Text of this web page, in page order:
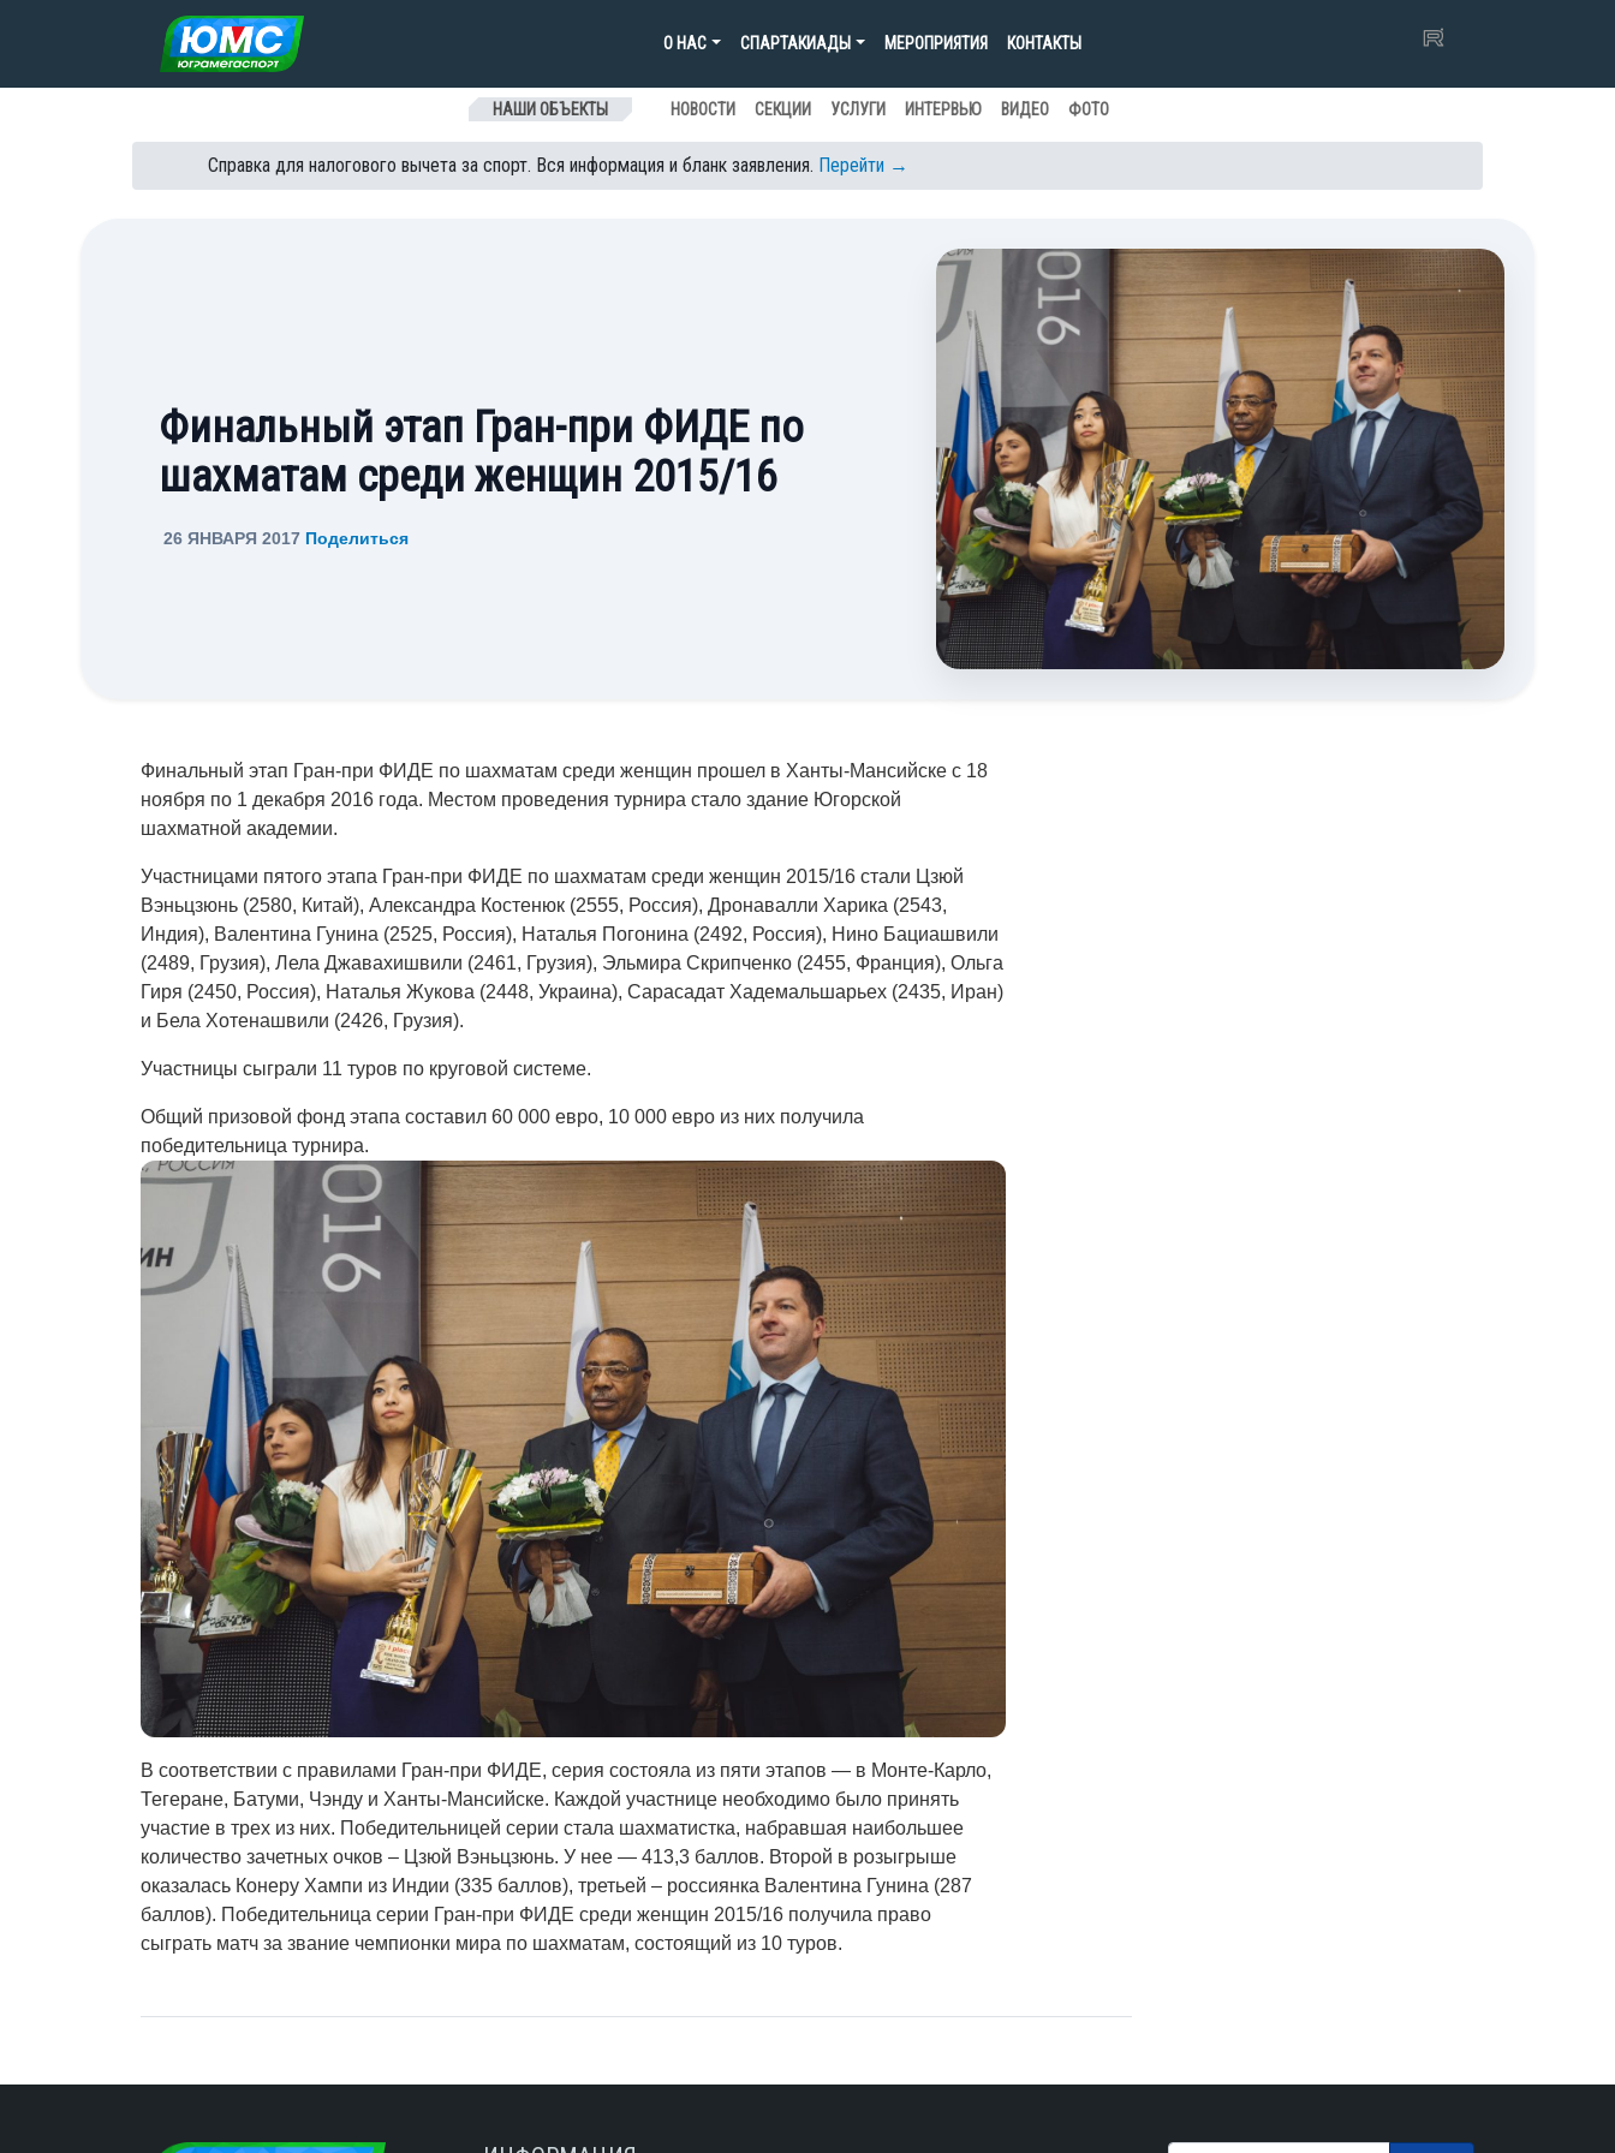
Перейти к содержанию
О НАС СПАРТАКИАДЫ МЕРОПРИЯТИЯ КОНТАКТЫ
НАШИ ОБЪЕКТЫ НОВОСТИ СЕКЦИИ УСЛУГИ ИНТЕРВЬЮ ВИДЕО ФОТО
Справка для налогового вычета за спорт. Вся информация и бланк заявления. Перейти →
Финальный этап Гран-при ФИДЕ по
шахматам среди женщин 2015/16
26 ЯНВАРЯ 2017 Поделиться
Финальный этап Гран-при ФИДЕ по шахматам среди женщин прошел в Ханты-Мансийске с 18
ноября по 1 декабря 2016 года. Местом проведения турнира стало здание Югорской
шахматной академии.
Участницами пятого этапа Гран-при ФИДЕ по шахматам среди женщин 2015/16 стали Цзюй
Вэньцзюнь (2580, Китай), Александра Костенюк (2555, Россия), Дронавалли Харика (2543,
Индия), Валентина Гунина (2525, Россия), Наталья Погонина (2492, Россия), Нино Бациашвили
(2489, Грузия), Лела Джавахишвили (2461, Грузия), Эльмира Скрипченко (2455, Франция), Ольга
Гиря (2450, Россия), Наталья Жукова (2448, Украина), Сарасадат Хадемальшарьех (2435, Иран)
и Бела Хотенашвили (2426, Грузия).
Участницы сыграли 11 туров по круговой системе.
Общий призовой фонд этапа составил 60 000 евро, 10 000 евро из них получила
победительница турнира.
В соответствии с правилами Гран-при ФИДЕ, серия состояла из пяти этапов — в Монте-Карло,
Тегеране, Батуми, Чэнду и Ханты-Мансийске. Каждой участнице необходимо было принять
участие в трех из них. Победительницей серии стала шахматистка, набравшая наибольшее
количество зачетных очков – Цзюй Вэньцзюнь. У нее — 413,3 баллов. Второй в розыгрыше
оказалась Конеру Хампи из Индии (335 баллов), третьей – россиянка Валентина Гунина (287
баллов). Победительница серии Гран-при ФИДЕ среди женщин 2015/16 получила право
сыграть матч за звание чемпионки мира по шахматам, состоящий из 10 туров.